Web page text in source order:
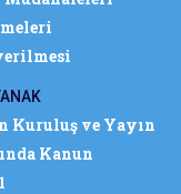
Kuruluş ve Yayın
Kanun